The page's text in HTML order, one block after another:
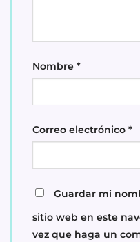
Nombre *
Correo electrónico *
Guardar mi
sitio web en este
vez que haga un